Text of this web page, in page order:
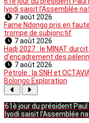
Iyodi saisit l’Assemblée
7 août 2026
Fame Ndongo pris en
trompe de subjonctif
7 août 2026
Hadj 2027 : le MINAT
d’encadrement des
7 août 2026
Pétrole : la SNH et
Bolongo Exploration
61è jour du président Paul
Iyodi saisit l’Assemblée